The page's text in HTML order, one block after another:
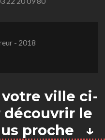
- 2018
ville ci-
découvrir le
proche ↓